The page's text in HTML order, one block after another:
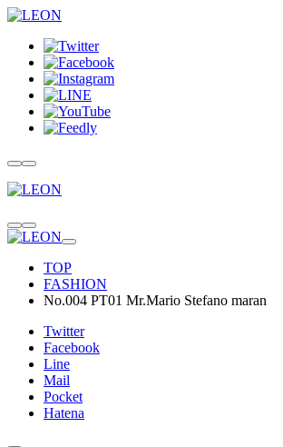
TOP
FASHION
No.004 PT01 Mr.Mario Stefano maran
Twitter
Facebook
Line
Mail
Pocket
Hatena